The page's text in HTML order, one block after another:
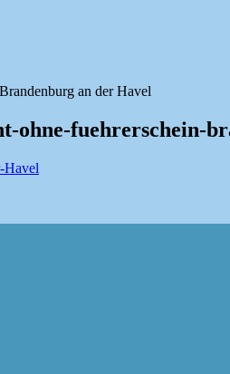
an der Havel
ohne-fuehrerschein-